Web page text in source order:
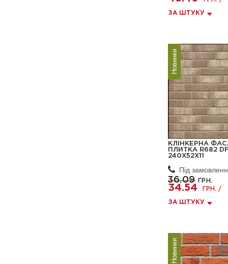
ЗА ШТУКУ
Новинки
КЛІНКЕРНА
ПЛИТКА R682
240X52X11
Під
36.09 ГРН.
34.54 ГРН. /
ЗА ШТУКУ
Новинки